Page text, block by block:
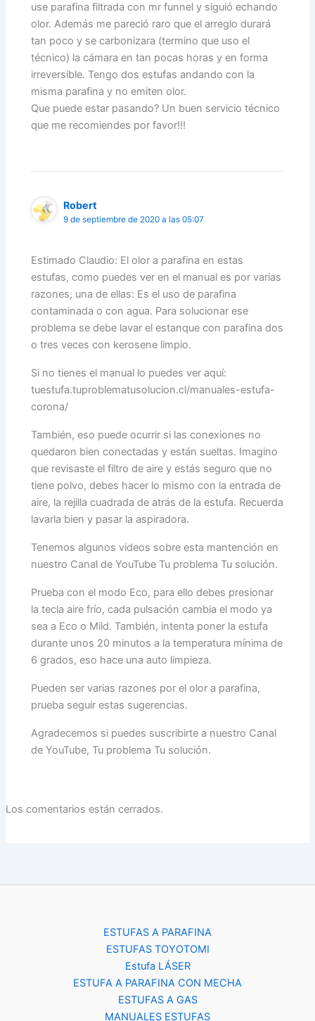
use parafina filtrada con mr funnel y siguió echando
olor. Además me pareció raro que el arreglo durará
tan poco y se carbonizara (termino que uso el
técnico) la cámara en tan pocas horas y en forma
irreversible. Tengo dos estufas andando con la
misma parafina y no emiten olor.
Que puede estar pasando? Un buen servicio técnico
que me recomiendes por favor!!!
Robert
9 de septiembre de 2020 a las 05:07
Estimado Claudio: El olor a parafina en estas
estufas, como puedes ver en el manual es por varias
razones, una de ellas: Es el uso de parafina
contaminada o con agua. Para solucionar ese
problema se debe lavar el estanque con parafina dos
o tres veces con kerosene limpio.
Si no tienes el manual lo puedes ver aquí:
tuestufa.tuproblematusolucion.cl/manuales-estufa-
corona/
También, eso puede ocurrir si las conexiones no
quedaron bien conectadas y están sueltas. Imagino
que revisaste el filtro de aire y estás seguro que no
tiene polvo, debes hacer lo mismo con la entrada de
aire, la rejilla cuadrada de atrás de la estufa. Recuerda
lavarla bien y pasar la aspiradora.
Tenemos algunos videos sobre esta mantención en
nuestro Canal de YouTube Tu problema Tu solución.
Prueba con el modo Eco, para ello debes presionar
la tecla aire frío, cada pulsación cambia el modo ya
sea a Eco o Mild. También, intenta poner la estufa
durante unos 20 minutos a la temperatura mínima de
6 grados, eso hace una auto limpieza.
Pueden ser varias razones por el olor a parafina,
prueba seguir estas sugerencias.
Agradecemos si puedes suscribirte a nuestro Canal
de YouTube, Tu problema Tu solución.
Los comentarios están cerrados.
ESTUFAS A PARAFINA
ESTUFAS TOYOTOMI
Estufa LÁSER
ESTUFA A PARAFINA CON MECHA
ESTUFAS A GAS
MANUALES ESTUFAS